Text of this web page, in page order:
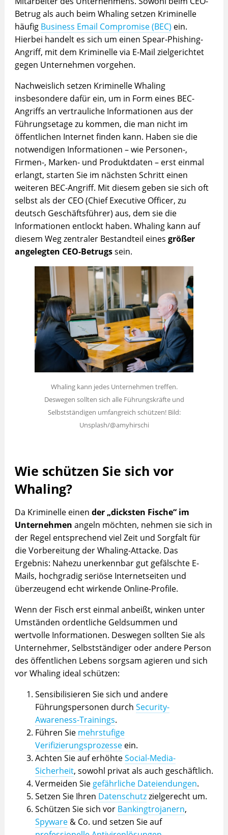
Betrug als auch beim Whaling setzen Kriminelle
häufig Business Email Compromise (BEC) ein.
Hierbei handelt es sich um einen Spear-Phishing-
Angriff, mit dem Kriminelle via E-Mail zielgerichtet
gegen Unternehmen vorgehen.
Nachweislich setzen Kriminelle Whaling
insbesondere dafür ein, um in Form eines BEC-
Angriffs an vertrauliche Informationen aus der
Führungsetage zu kommen, die man nicht im
öffentlichen Internet finden kann. Haben sie die
notwendigen Informationen – wie Personen-,
Firmen-, Marken- und Produktdaten – erst einmal
erlangt, starten Sie im nächsten Schritt einen
weiteren BEC-Angriff. Mit diesem geben sie sich oft
selbst als der CEO (Chief Executive Officer, zu
deutsch Geschäftsführer) aus, dem sie die
Informationen entlockt haben. Whaling kann auf
diesem Weg zentraler Bestandteil eines größer
angelegten CEO-Betrugssein.
Whaling kann jedes Unternehmen treffen.
Deswegen sollten sich alle Führungskräfte und
Selbstständigen umfangreich schützen! Bild:
Unsplash/@amyhirschi
Wie schützen Sie sich vor
Whaling?
Da Kriminelle einen der „dicksten Fische“ im
Unternehmen angeln möchten, nehmen sie sich in
der Regel entsprechend viel Zeit und Sorgfalt für
die Vorbereitung der Whaling-Attacke. Das
Ergebnis: Nahezu unerkennbar gut gefälschte E-
Mails, hochgradig seriöse Internetseiten und
überzeugend echt wirkende Online-Profile.
Wenn der Fisch erst einmal anbeißt, winken unter
Umständen ordentliche Geldsummen und
wertvolle Informationen. Deswegen sollten Sie als
Unternehmer, Selbstständiger oder andere Person
des öffentlichen Lebens sorgsam agieren und sich
vor Whaling ideal schützen:
Sensibilisieren Sie sich und andere
Führungspersonen durch Security-
Awareness-Trainings.
Führen Sie mehrstufige
Verifizierungsprozesseein.
Achten Sie auf erhöhteSocial-Media-
Sicherheit, sowohl privat als auch geschäftlich.
Vermeiden Sie gefährliche Dateiendungen.
Setzen Sie Ihren Datenschutzzielgerecht um.
Schützen Sie sich vor Bankingtrojanern,
Spyware& Co. und setzen Sie auf